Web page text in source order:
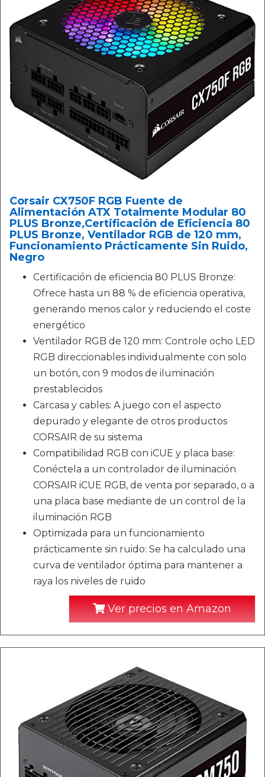
Corsair CX750F RGB Fuente de
Alimentación ATX Totalmente Modular 80
PLUS Bronze,Certificación de Eficiencia 80
PLUS Bronze, Ventilador RGB de 120 mm,
Funcionamiento Prácticamente Sin Ruido,
Negro
Certificación de eficiencia 80 PLUS Bronze:
Ofrece hasta un 88 % de eficiencia operativa,
generando menos calor y reduciendo el coste
energético
Ventilador RGB de 120 mm: Controle ocho LED
RGB direccionables individualmente con solo
un botón, con 9 modos de iluminación
prestablecidos
Carcasa y cables: A juego con el aspecto
depurado y elegante de otros productos
CORSAIR de su sistema
Compatibilidad RGB con iCUE y placa base:
Conéctela a un controlador de iluminación
CORSAIR iCUE RGB, de venta por separado, o a
una placa base mediante de un control de la
iluminación RGB
Optimizada para un funcionamiento
prácticamente sin ruido: Se ha calculado una
curva de ventilador óptima para mantener a
raya los niveles de ruido
Ver precios en Amazon